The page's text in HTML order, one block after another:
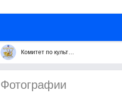
Комитет по культуре городского округа Королёв
Фотографии